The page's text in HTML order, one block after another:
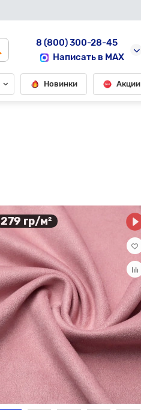
8 (800) 300-28-45
Написать в MAX
Новинки Акции
279 гр/м²